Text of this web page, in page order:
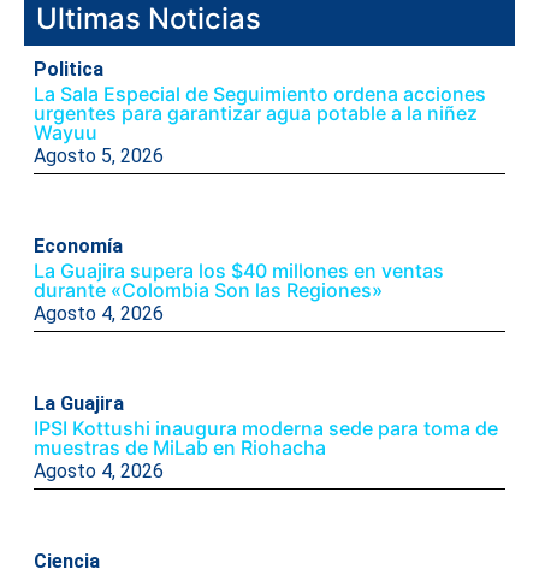
Ultimas Noticias
Politica
La Sala Especial de Seguimiento ordena acciones
urgentes para garantizar agua potable a la niñez
Wayuu
Agosto 5, 2026
Economía
La Guajira supera los $40 millones en ventas
durante «Colombia Son las Regiones»
Agosto 4, 2026
La Guajira
IPSI Kottushi inaugura moderna sede para toma de
muestras de MiLab en Riohacha
Agosto 4, 2026
Ciencia